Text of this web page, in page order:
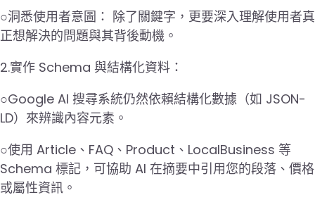
○洞悉使用者意圖： 除了關鍵字，更要深入理解使用者真
正想解決的問題與其背後動機。
2.實作 Schema 與結構化資料：
○Google AI 搜尋系統仍然依賴結構化數據（如 JSON-
LD）來辨識內容元素。
○使用 Article、FAQ、Product、LocalBusiness 等
Schema 標記，可協助 AI 在摘要中引用您的段落、價格
或屬性資訊。